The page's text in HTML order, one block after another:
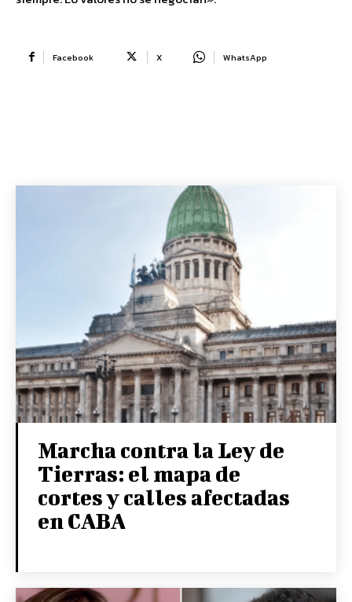
Facebook X WhatsApp
Marcha contra la Ley de
Tierras: el mapa de
cortes y calles afectadas
en CABA